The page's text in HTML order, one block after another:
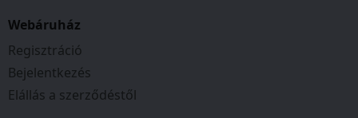
Webáruház
Regisztráció
Bejelentkezés
Elállás a szerződéstől